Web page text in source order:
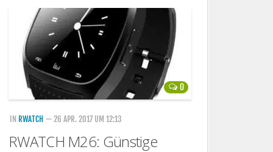
0
IN RWATCH — 26 APR. 2017 UM 12:13
RWATCH M26: Günstige